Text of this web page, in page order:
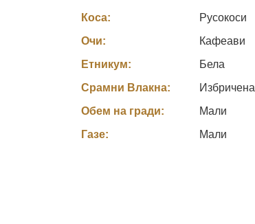
Коса:
Русокоси
Очи:
Кафеави
Етникум:
Бела
Срамни Влакна:
Избричена
Обем на гради:
Мали
Газе:
Мали